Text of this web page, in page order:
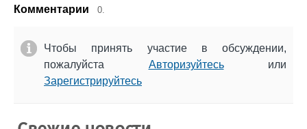
Комментарии 0.
Чтобы принять участие в обсуждении,
пожалуйста Авторизуйтесьили
Зарегистрируйтесь